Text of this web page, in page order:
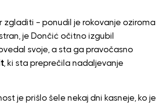
zgladiti – ponudil je rokovanje oziroma
je Dončić očitno izgubil
svoje, a sta ga pravočasno
, ki sta preprečila nadaljevanje
je prišlo šele nekaj dni kasneje, ko je